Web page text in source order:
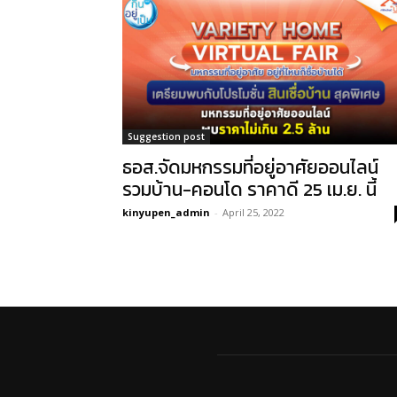
Suggestion post
ธอส.จัดมหกรรมที่อยู่อาศัยออนไลน์
รวมบ้าน-คอนโด ราคาดี 25 เม.ย. นี้
kinyupen_admin - April 25, 2022